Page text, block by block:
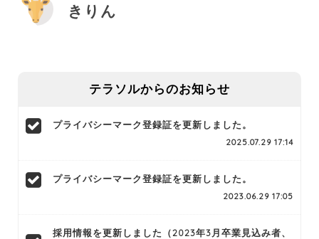
きりん
テラソルからのお知らせ
プライバシーマーク登録証を更新しました。
2025.07.29 17:14
プライバシーマーク登録証を更新しました。
2023.06.29 17:05
採用情報を更新しました（2023年3月卒業見込み者、